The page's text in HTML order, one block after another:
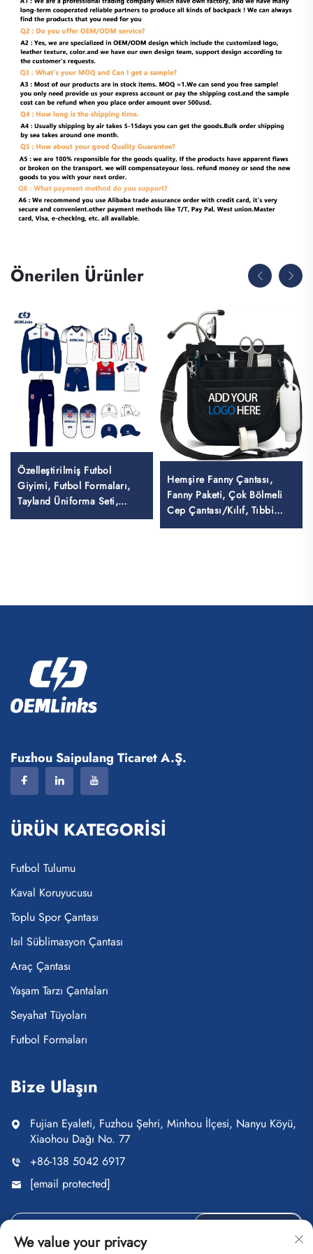
Önerilen Ürünler
Özelleştirilmiş Futbol
Giyimi, Futbol Formaları,
Tayland Üniforma Seti,
Futbol Takım Elbiseleri,
Hemşire Fanny Çantası,
Fanny Paketi, Çok Bölmeli
Cep Çantası/Kılıf, Tıbbi
Fanny Paketi ile Zipper'li
Fuzhou Saipulang Ticaret A.Ş.
ÜRÜN KATEGORİSİ
Futbol Tulumu
Kaval Koruyucusu
Toplu Spor Çantası
Isıl Süblimasyon Çantası
Araç Çantası
Yaşam Tarzı Çantaları
Seyahat Tüyoları
Futbol Formaları
Bize Ulaşın
Fujian Eyaleti, Fuzhou Şehri, Minhou İlçesi, Nanyu Köyü,
Xiaohou Dağı No. 77
+86-138 5042 6917
[email protected]
We value your privacy